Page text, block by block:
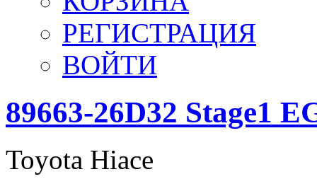
РЕГИСТРАЦИЯ
ВОЙТИ
89663-26D32 Stage1
Toyota Hiace